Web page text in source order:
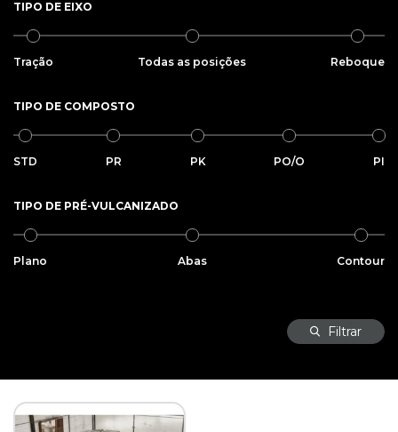
TIPO DE EIXO
Tração Todas as posições Reboque
TIPO DE COMPOSTO
STD PR PK PO/O PI
TIPO DE PRÉ-VULCANIZADO
Plano Abas Contour
Filtrar